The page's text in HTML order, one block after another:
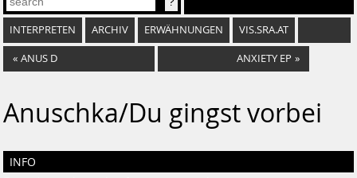
INTERPRETEN ARCHIV ERWÄHNUNGEN VIS.SRA.AT
« ANUS D ANXIETY EP »
Anuschka/Du gingst vorbei
INFO